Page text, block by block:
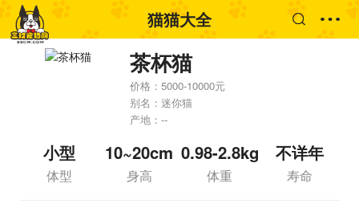
猫猫大全
茶杯猫
价格：5000-10000元
别名：迷你猫
产地：--
小型
体型
10~20cm
身高
0.98-2.8kg
体重
不详年
寿命